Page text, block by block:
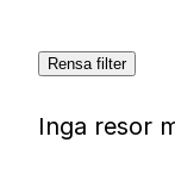
Rensa filter
Inga resor